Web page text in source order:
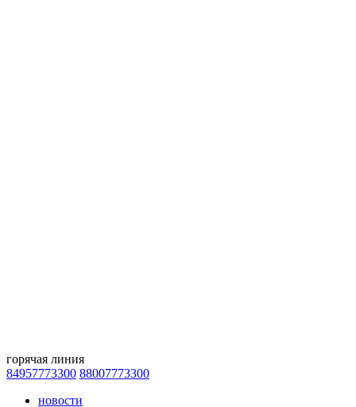
горячая линия
84957773300 88007773300
новости